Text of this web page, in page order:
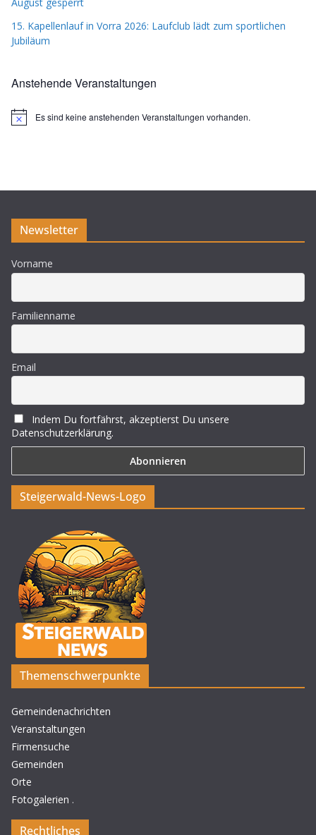
15. Kapellenlauf in Vorra 2026: Laufclub lädt zum sportlichen
Jubiläum
Anstehende Veranstaltungen
H
s
Es sind keine anstehenden Veranstaltungen vorhanden.
Newsletter
Vorname
Familienname
Email
Indem Du fortfährst, akzeptierst Du unsere
Datenschutzerklärung.
Steigerwald-News-Logo
Themenschwerpunkte
Gemeindenachrichten
Veranstaltungen
Firmensuche
Gemeinden
Orte
Fotogalerien .
Rechtliches